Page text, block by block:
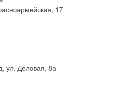
17
ул. Деловая, 8а